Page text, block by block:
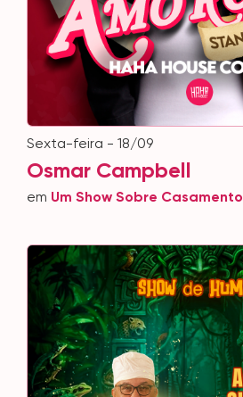
sexta-feira - 18/09
Osmar Campbell
em Um Show Sobre Casamento